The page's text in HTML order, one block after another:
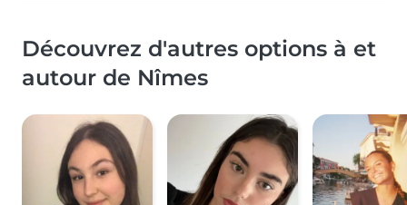
Découvrez d'autres options à et
autour de Nîmes